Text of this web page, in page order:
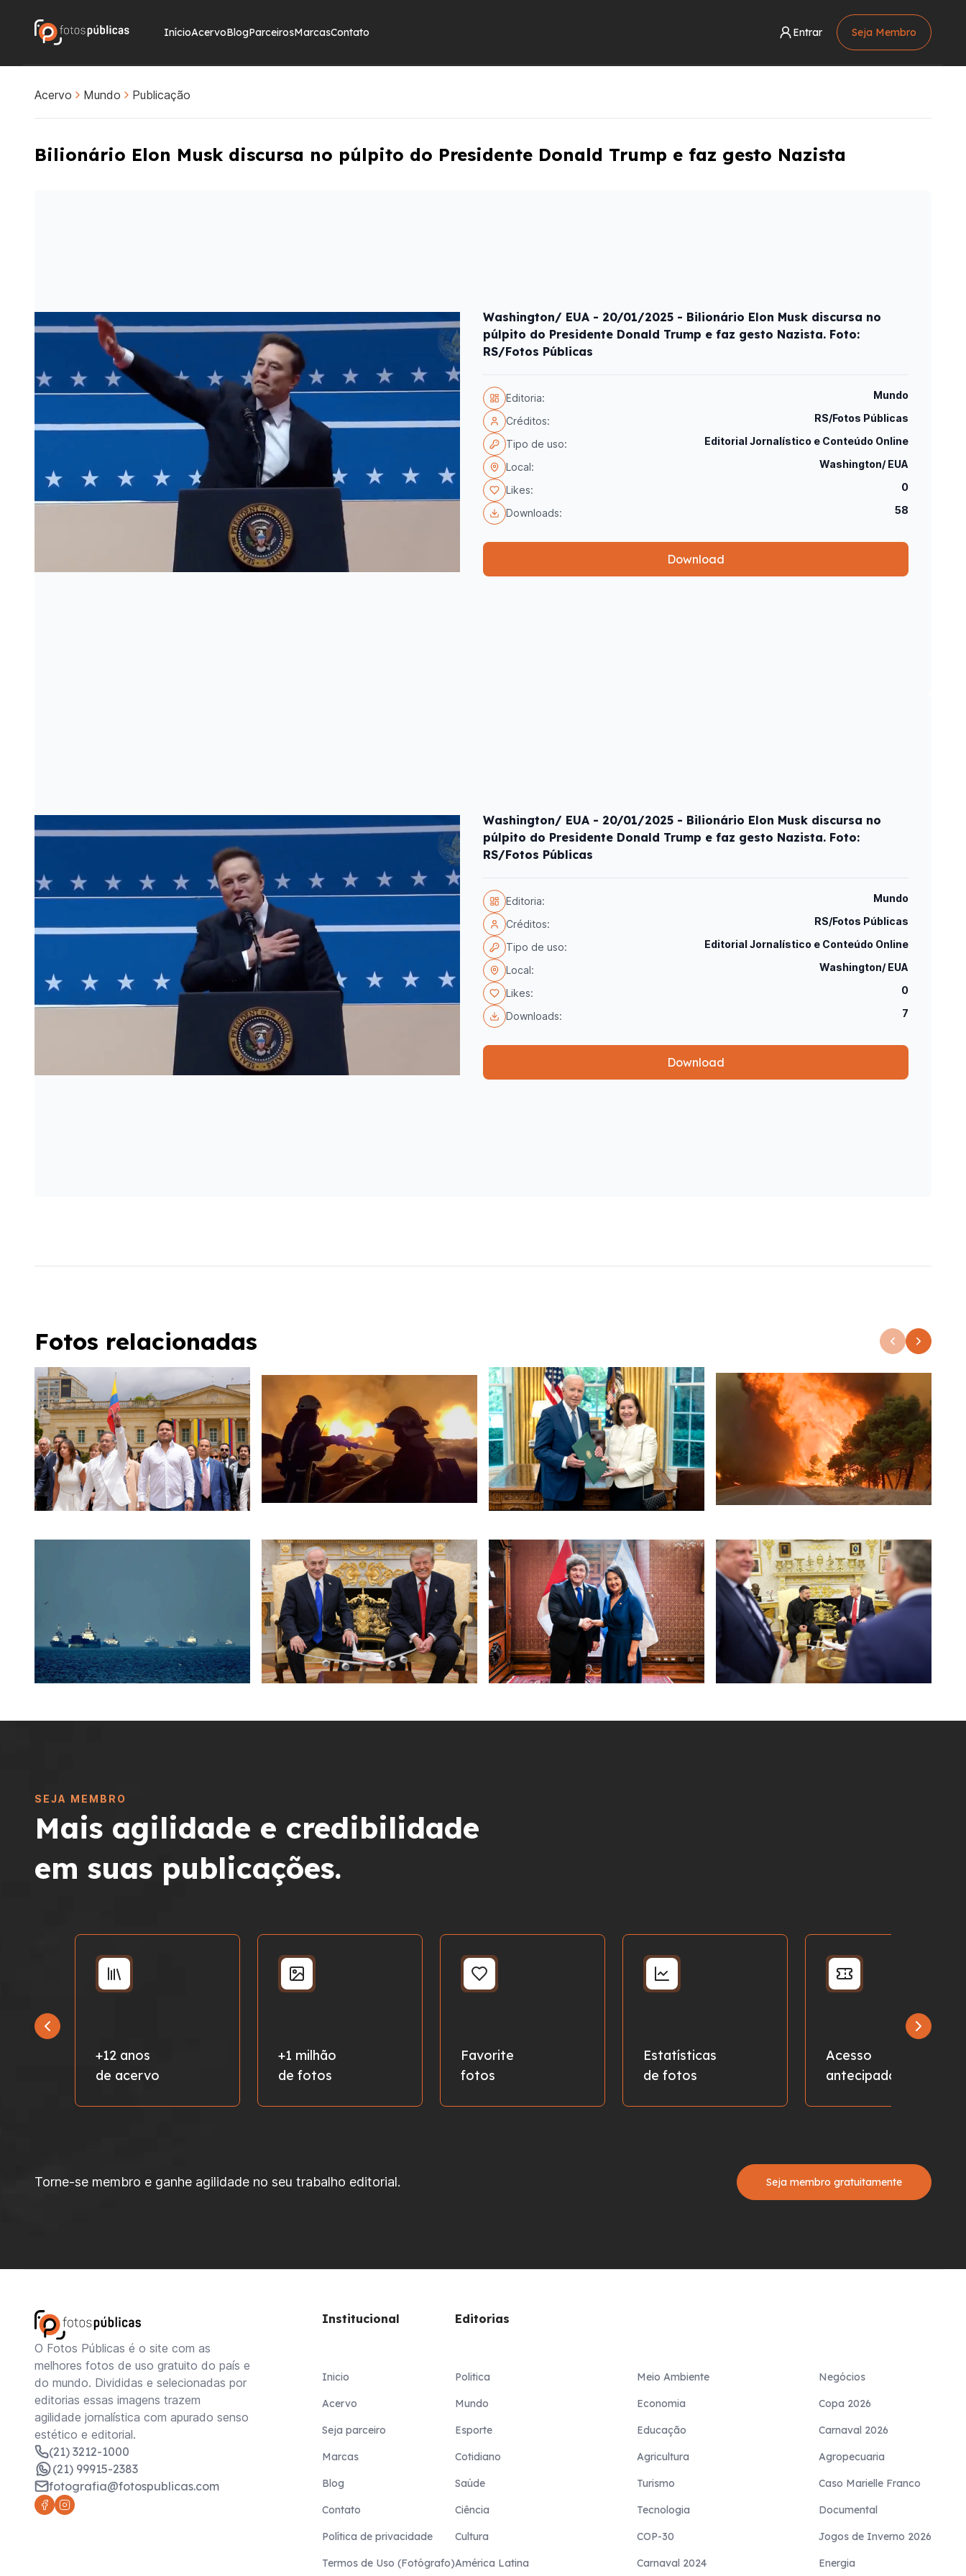
InícioAcervoBlogParceirosMarcasContato Entrar Seja Membro
Acervo Mundo Publicação
Bilionário Elon Musk discursa no púlpito do Presidente Donald Trump e faz gesto Nazista
Washington/ EUA - 20/01/2025 - Bilionário Elon Musk discursa no
púlpito do Presidente Donald Trump e faz gesto Nazista. Foto:
RS/Fotos Públicas
Editoria: Mundo
Créditos: RS/Fotos Públicas
Tipo de uso: Editorial Jornalístico e Conteúdo Online
Local: Washington/ EUA
Likes: 0
Downloads: 58
Download
Washington/ EUA - 20/01/2025 - Bilionário Elon Musk discursa no
púlpito do Presidente Donald Trump e faz gesto Nazista. Foto:
RS/Fotos Públicas
Editoria: Mundo
Créditos: RS/Fotos Públicas
Tipo de uso: Editorial Jornalístico e Conteúdo Online
Local: Washington/ EUA
Likes: 0
Downloads: 7
Download
Fotos relacionadas
SEJA MEMBRO
Mais agilidade e credibilidade
em suas publicações.
+12 anos
de acervo
+1 milhão
de fotos
Favorite
fotos
Estatísticas
de fotos
Acesso
antecipado
Torne-se membro e ganhe agilidade no seu trabalho editorial. Seja membro gratuitamente
O Fotos Públicas é o site com as
melhores fotos de uso gratuito do país e
do mundo. Divididas e selecionadas por
editorias essas imagens trazem
agilidade jornalística com apurado senso
estético e editorial.
(21) 3212-1000
(21) 99915-2383
fotografia@fotospublicas.com
Institucional
Inicio
Acervo
Seja parceiro
Marcas
Blog
Contato
Política de privacidade
Termos de Uso (Fotógrafo)
Editorias
Politica
Mundo
Esporte
Cotidiano
Saúde
Ciência
Cultura
América Latina
Meio Ambiente
Economia
Educação
Agricultura
Turismo
Tecnologia
COP-30
Carnaval 2024
Negócios
Copa 2026
Carnaval 2026
Agropecuaria
Caso Marielle Franco
Documental
Jogos de Inverno 2026
Energia